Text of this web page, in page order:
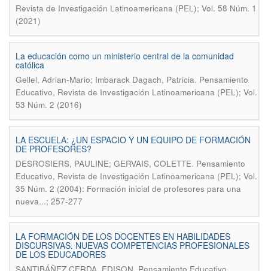
Revista de Investigación Latinoamericana (PEL); Vol. 58 Núm. 1
(2021)
La educación como un ministerio central de la comunidad
católica
Gellel, Adrian-Mario; Imbarack Dagach, Patricia. Pensamiento
Educativo, Revista de Investigación Latinoamericana (PEL); Vol.
53 Núm. 2 (2016)
LA ESCUELA: ¿UN ESPACIO Y UN EQUIPO DE FORMACIÓN
DE PROFESORES?
DESROSIERS, PAULINE; GERVAIS, COLETTE. Pensamiento
Educativo, Revista de Investigación Latinoamericana (PEL); Vol.
35 Núm. 2 (2004): Formación inicial de profesores para una
nueva...; 257-277
LA FORMACIÓN DE LOS DOCENTES EN HABILIDADES
DISCURSIVAS. NUEVAS COMPETENCIAS PROFESIONALES
DE LOS EDUCADORES
.